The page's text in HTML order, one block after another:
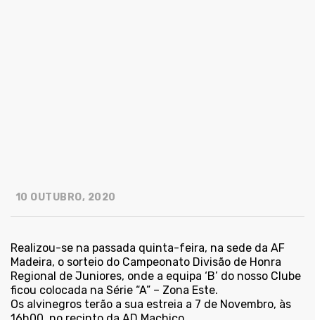
10 OUTUBRO, 2020
Realizou-se na passada quinta-feira, na sede da AF
Madeira, o sorteio do Campeonato Divisão de Honra
Regional de Juniores, onde a equipa ‘B’ do nosso Clube
ficou colocada na Série “A” – Zona Este.
Os alvinegros terão a sua estreia a 7 de Novembro, às